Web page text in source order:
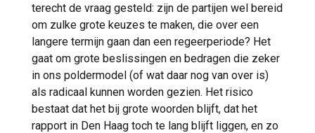
terecht de vraag gesteld: zijn de partijen wel bereid
om zulke grote keuzes te maken, die over een
langere termijn gaan dan een regeerperiode? Het
gaat om grote beslissingen en bedragen die zeker
in ons poldermodel (of wat daar nog van over is)
als radicaal kunnen worden gezien. Het risico
bestaat dat het bij grote woorden blijft, dat het
rapport in Den Haag toch te lang blijft liggen, en zo